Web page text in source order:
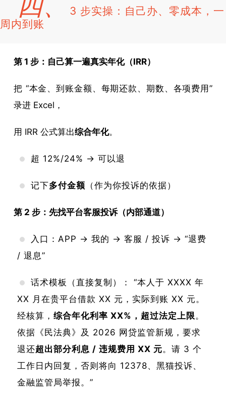
3 步实操：自己办、零成本，一
周内到账
第 1 步：自己算一遍真实年化（IRR）
把 “本金、到账金额、每期还款、期数、各项费用”
录进 Excel，
用 IRR 公式算出综合年化。
超 12%/24% → 可以退
记下多付金额 （作为你投诉的依据）
第 2 步：先找平台客服投诉（内部通道）
入口：APP → 我的 → 客服 / 投诉 → “退费
/ 退息”
话术模板（直接复制）： “本人于 XXXX 年
XX 月在贵平台借款 XX 元，实际到账 XX 元。
经核算， 综合年化利率 XX%，超过法定上限 。
依据《民法典》及 2026 网贷监管新规，要求
退还超出部分利息 / 违规费用 XX 元。请 3 个
工作日内回复，否则将向 12378、黑猫投诉、
金融监管局举报。”